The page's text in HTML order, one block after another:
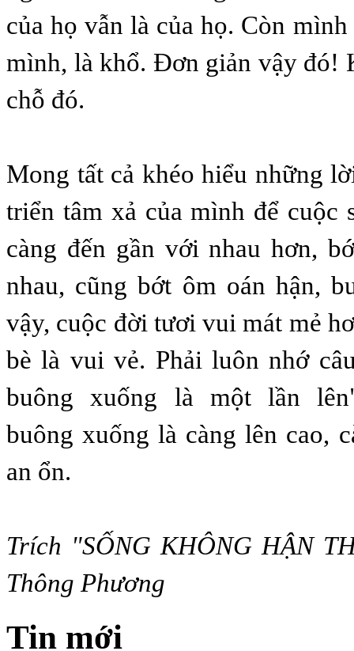
của họ vẫn là của họ. Còn
mình, là khổ. Đơn giản vậy đó!
chỗ đó.
Mong tất cả khéo hiểu những
triển tâm xả của mình để cuộc
càng đến gần với nhau hơn,
nhau, cũng bớt ôm oán hận,
vậy, cuộc đời tươi vui mát mẻ
bè là vui vẻ. Phải luôn nhớ
buông xuống là một lần
buông xuống là càng lên cao,
an ổn.
Trích "SỐNG KHÔNG HẬN
Thông Phương
Tin mới